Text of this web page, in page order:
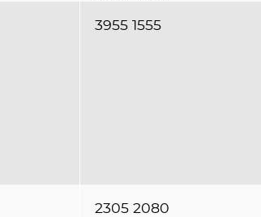
3955 1555
2305 2080